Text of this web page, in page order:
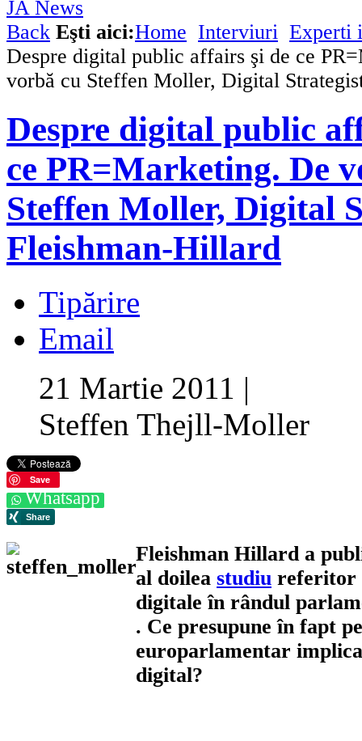
Back Eşti aici:Home Interviuri Experti
Despre digital public affairs şi de ce
vorbă cu Steffen Moller, Digital
Despre digital public
ce PR=Marketing. De
Steffen Moller, Digital
Fleishman-Hillard
Tipărire
Email
21 Martie 2011 |
Steffen Thejll-Moller
Save
Whatsapp
Fleishman Hillard a
al doilea studiu referitor
digitale în rândul
. Ce presupune în fapt
europarlamentar
digital?